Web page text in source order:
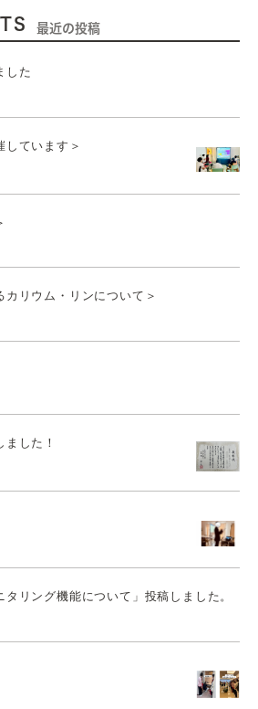
最近の投稿
した
しています＞
カリウム・リンについて＞
した！
タリング機能について」投稿しました。